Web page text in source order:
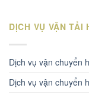
DỊCH VỤ VẬN TẢI
Dịch vụ vận chuyển
Dịch vụ vận chuyển